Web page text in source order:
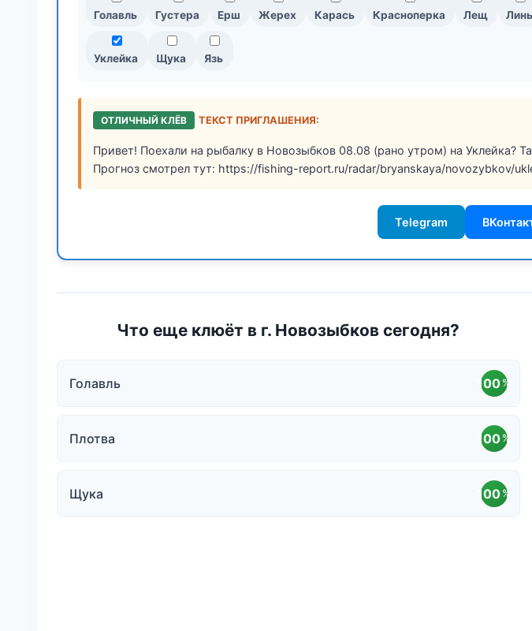
Голавль Густера Ерш Жерех Карась Красноперка Лещ Линь
Уклейка Щука Язь
ОТЛИЧНЫЙ КЛЁВ ТЕКСТ ПРИГЛАШЕНИЯ:
Привет! Поехали на рыбалку в Новозыбков 08.08 (рано утром) на Уклейка?
Прогноз смотрел тут: https://fishing-report.ru/radar/bryanskaya/novozybkov/
Telegram
Что еще клюёт в г. Новозыбков сегодня?
Голавль 100 %
Плотва 100 %
Щука 100 %